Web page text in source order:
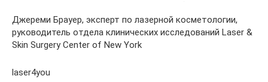
Джереми Брауер, эксперт по лазерной косметологии,
руководитель отдела клинических исследований Laser &
Skin Surgery Center of New York
laser4you